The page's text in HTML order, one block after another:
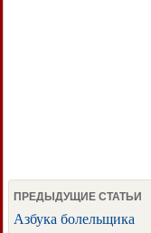
ПРЕДЫДУЩИЕ СТАТЬИ
Азбука болельщика